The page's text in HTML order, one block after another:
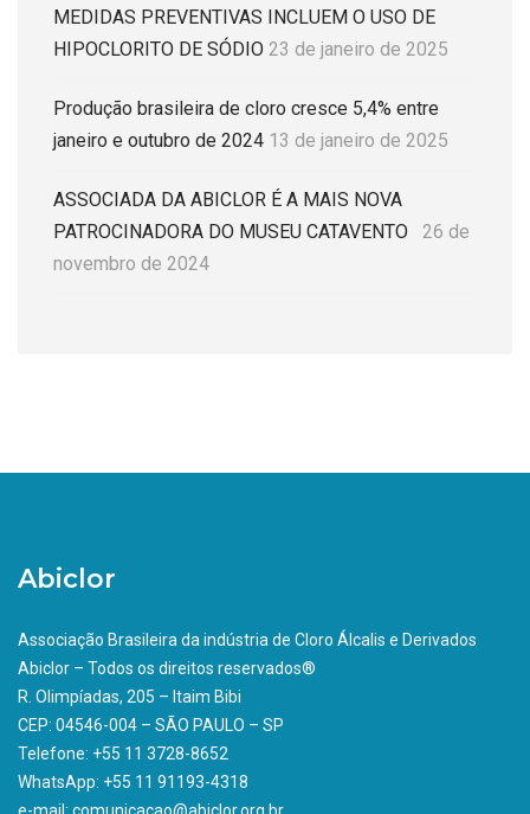
MEDIDAS PREVENTIVAS INCLUEM O USO DE
HIPOCLORITO DE SÓDIO 23 de janeiro de 2025
Produção brasileira de cloro cresce 5,4% entre
janeiro e outubro de 2024 13 de janeiro de 2025
ASSOCIADA DA ABICLOR É A MAIS NOVA
PATROCINADORA DO MUSEU CATAVENTO
26 de
novembro de 2024
Abiclor
Associação Brasileira da indústria de Cloro Álcalis e Derivados
Abiclor – Todos os direitos reservados®
R. Olimpíadas, 205 – Itaim Bibi
CEP: 04546-004 – SÃO PAULO – SP
Telefone: +55 11 3728-8652
WhatsApp: +55 11 91193-4318